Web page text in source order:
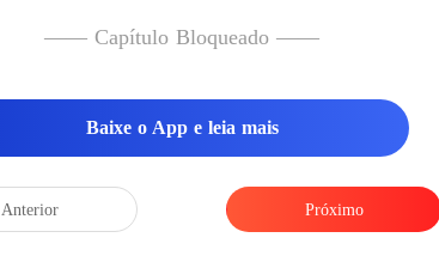
—— Capítulo Bloqueado ——
Baixe o App e leia mais
Anterior Próximo